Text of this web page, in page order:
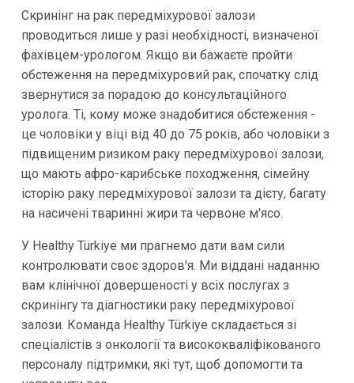
Скринінг на рак передміхурової залози
проводиться лише у разі необхідності, визначеної
фахівцем-урологом. Якщо ви бажаєте пройти
обстеження на передміхуровий рак, спочатку слід
звернутися за порадою до консультаційного
уролога. Ті, кому може знадобитися обстеження -
це чоловіки у віці від 40 до 75 років, або чоловіки з
підвищеним ризиком раку передміхурової залози,
що мають афро-карибське походження, сімейну
історію раку передміхурової залози та дієту, багату
на насичені тваринні жири та червоне м'ясо.
У Healthy Türkiye ми прагнемо дати вам сили
контролювати своє здоров'я. Ми віддані наданню
вам клінічної довершеності у всіх послугах з
скринінгу та діагностики раку передміхурової
залози. Команда Healthy Türkiye складається зі
спеціалістів з онкології та висококваліфікованого
персоналу підтримки, які тут, щоб допомогти та